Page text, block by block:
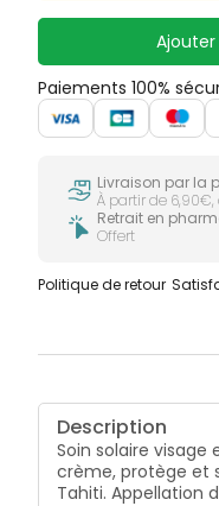
Paiements 100%
Livraison par la
À partir de
Retrait en
Offert
Politique de retour
Description
Soin solaire
crème, protège et
Tahiti. Appellation